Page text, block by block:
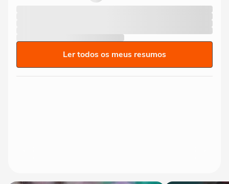
Ler todos os meus resumos